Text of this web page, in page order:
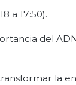
a 17:50).
del
la